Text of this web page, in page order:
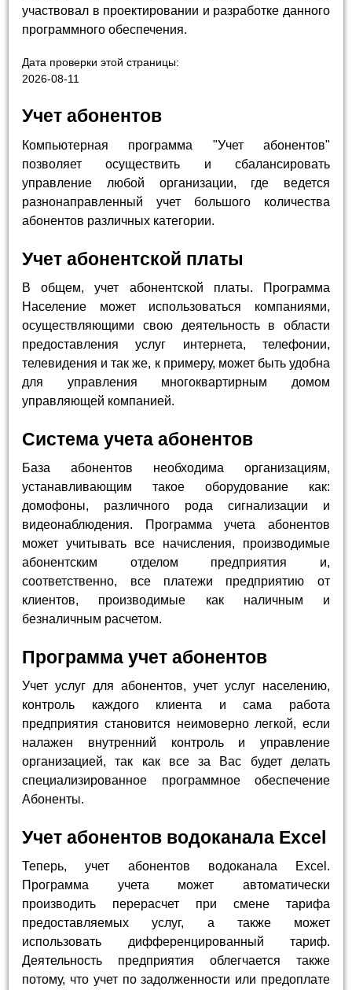
участвовал в проектировании и разработке данного
программного обеспечения.
Дата проверки этой страницы:
2026-08-11
Учет абонентов
Компьютерная программа "Учет абонентов"
позволяет осуществить и сбалансировать
управление любой организации, где ведется
разнонаправленный учет большого количества
абонентов различных категории.
Учет абонентской платы
В общем, учет абонентской платы. Программа
Население может использоваться компаниями,
осуществляющими свою деятельность в области
предоставления услуг интернета, телефонии,
телевидения и так же, к примеру, может быть удобна
для управления многоквартирным домом
управляющей компанией.
Система учета абонентов
База абонентов необходима организациям,
устанавливающим такое оборудование как:
домофоны, различного рода сигнализации и
видеонаблюдения. Программа учета абонентов
может учитывать все начисления, производимые
абонентским отделом предприятия и,
соответственно, все платежи предприятию от
клиентов, производимые как наличным и
безналичным расчетом.
Программа учет абонентов
Учет услуг для абонентов, учет услуг населению,
контроль каждого клиента и сама работа
предприятия становится неимоверно легкой, если
налажен внутренний контроль и управление
организацией, так как все за Вас будет делать
специализированное программное обеспечение
Абоненты.
Учет абонентов водоканала Excel
Теперь, учет абонентов водоканала Excel.
Программа учета может автоматически
производить перерасчет при смене тарифа
предоставляемых услуг, а также может
использовать дифференцированный тариф.
Деятельность предприятия облегчается также
потому, что учет по задолженности или предоплате